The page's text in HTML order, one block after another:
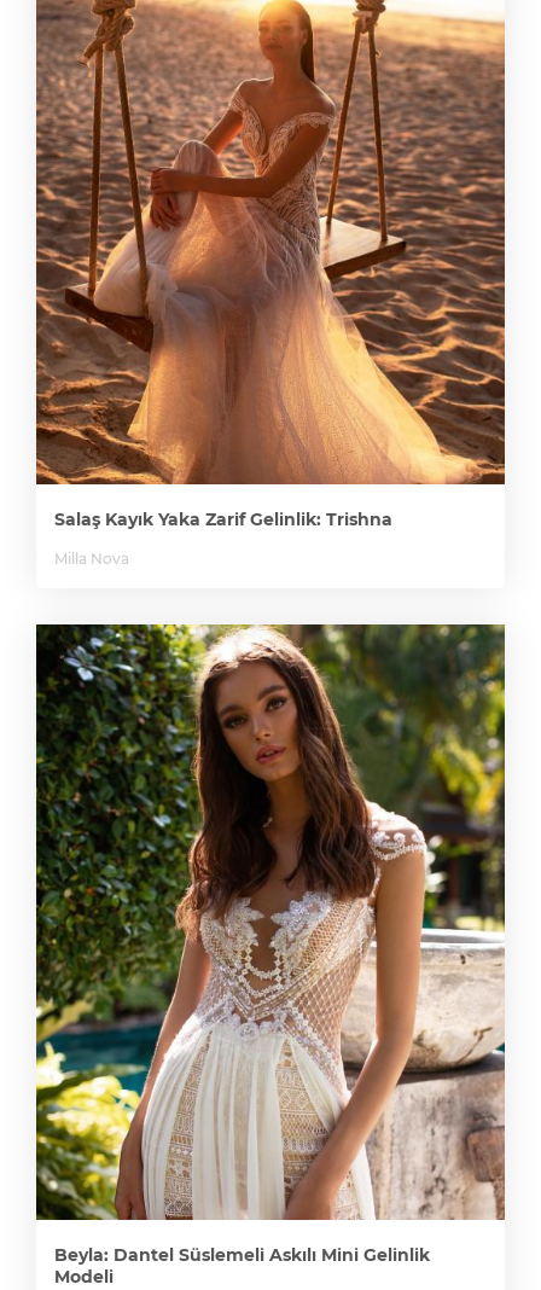
Salaş Kayık Yaka Zarif Gelinlik: Trishna
Milla Nova
Beyla: Dantel Süslemeli Askılı Mini Gelinlik
Modeli